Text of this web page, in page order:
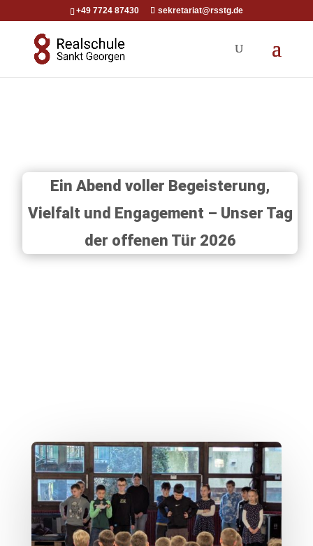
+49 7724 87430 sekretariat@rsstg.de
Ein Abend voller Begeisterung,
Vielfalt und Engagement – Unser Tag
der offenen Tür 2026